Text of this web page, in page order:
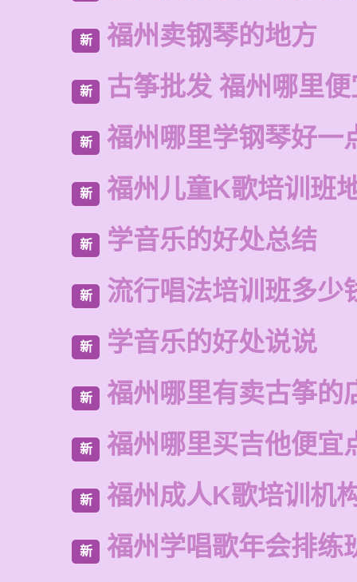
新 福州卖钢琴的地方
新 古筝批发 福州哪里
新 福州哪里学钢琴好一
新 福州儿童K歌培训班
新 学音乐的好处总结
新 流行唱法培训班多少
新 学音乐的好处说说
新 福州哪里有卖古筝的
新 福州哪里买吉他便宜
新 福州成人K歌培训机
新 福州学唱歌年会排练